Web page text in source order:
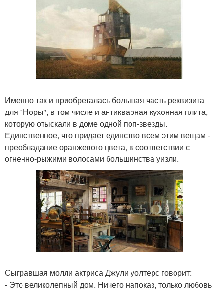
Именно так и приобреталась большая часть реквизита
для "Норы", в том числе и антикварная кухонная плита,
которую отыскали в доме одной поп-звезды.
Единственное, что придает единство всем этим вещам -
преобладание оранжевого цвета, в соответствии с
огненно-рыжими волосами большинства уизли.
Сыгравшая молли актриса Джули уолтерс говорит:
- Это великолепный дом. Ничего напоказ, только любовь